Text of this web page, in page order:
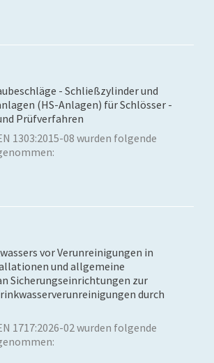
- Schließzylinder und
(HS-Anlagen) für Schlösser -
Prüfverfahren
1303:2015-08 wurden folgende
vor Verunreinigungen in
und allgemeine
Sicherungseinrichtungen zur
durch
1717:2026-02 wurden folgende